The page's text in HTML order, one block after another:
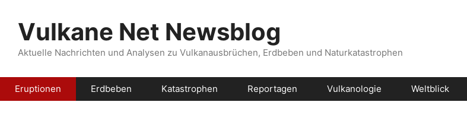
Inhalt
springenVulkane Net Newsblog
Aktuelle Nachrichten und Analysen zu Vulkanausbrüchen, Erdbeben und Naturkatastrophen
Eruptionen Erdbeben Katastrophen Reportagen Vulkanologie Weltblick